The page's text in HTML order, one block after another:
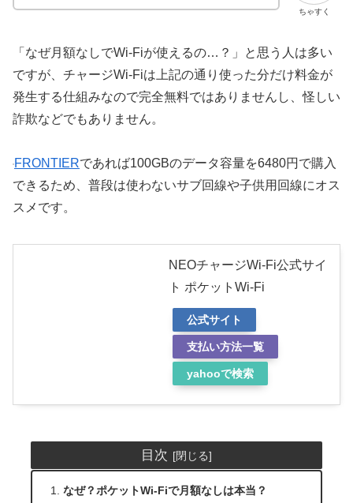
ちゃすく
「なぜ月額なしでWi-Fiが使えるの…？」と思う人は多い
ですが、チャージWi-Fiは上記の通り使った分だけ料金が
発生する仕組みなので完全無料ではありませんし、怪しい
詐欺などでもありません。
FRONTIERであれば100GBのデータ容量を6480円で購入
できるため、普段は使わないサブ回線や子供用回線にオス
スメです。
NEOチャージWi-Fi公式サイ
ト ポケットWi-Fi
公式サイト
支払い方法一覧
yahooで検索
目次
なぜ？ポケットWi-Fiで月額なしは本当？